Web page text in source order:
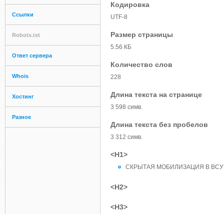
Ссылки
Robots.txt
Ответ сервера
Whois
Хостинг
Разное
Кодировка
UTF-8
Размер страницы
5.56 КБ
Количество слов
228
Длина текста на странице
3 598 симв.
Длина текста без пробелов
3 312 симв.
<H1>
СКРЫТАЯ МОБИЛИЗАЦИЯ В ВСУ
<H2>
<H3>